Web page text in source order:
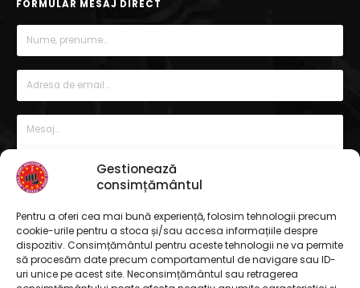
Gestionează
consimțământul
Pentru a oferi cea mai bună experiență, folosim tehnologii precum
cookie-urile pentru a stoca și/sau accesa informațiile despre
dispozitiv. Consimțământul pentru aceste tehnologii ne va permite
să procesăm date precum comportamentul de navigare sau ID-
uri unice pe acest site. Neconsimțământul sau retragerea
FORMULAR MESAJ DIRECT